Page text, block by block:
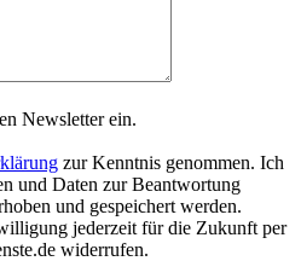
Newsletter ein.
zur Kenntnis genommen. Ich
und Daten zur Beantwortung
und gespeichert werden.
jederzeit für die Zukunft per
widerrufen.